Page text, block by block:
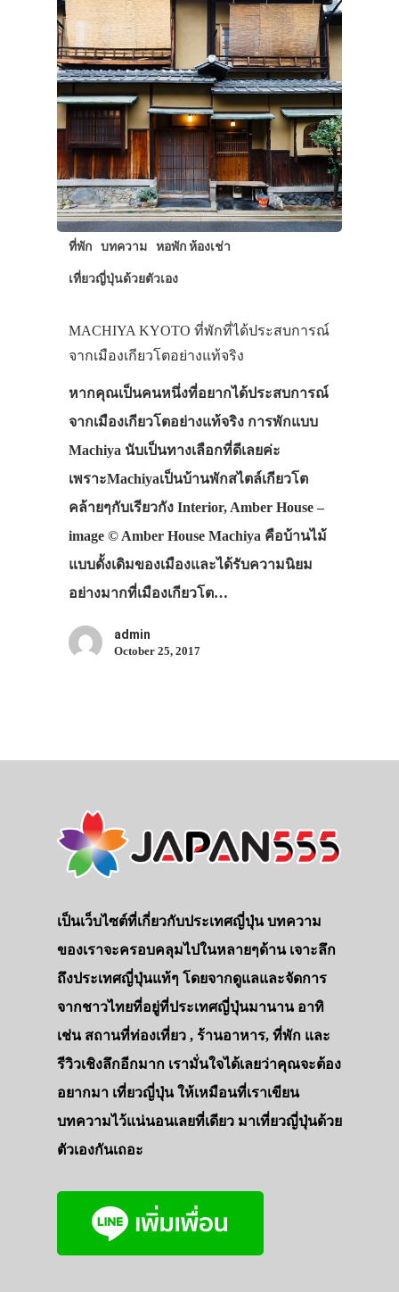
ที่พัก บทความ หอพัก ห้องเช่า
เที่ยวญี่ปุ่นด้วยตัวเอง
MACHIYA KYOTO ที่พักที่ได้ประสบการณ์
จากเมืองเกียวโตอย่างแท้จริง
หากคุณเป็นคนหนึ่งที่อยากได้ประสบการณ์
จากเมืองเกียวโตอย่างแท้จริง การพักแบบ
Machiya นับเป็นทางเลือกที่ดีเลยค่ะ
เพราะMachiyaเป็นบ้านพักสไตล์เกียวโต
คล้ายๆกับเรียวกัง Interior, Amber House –
image © Amber House Machiya คือบ้านไม้
แบบดั้งเดิมของเมืองและได้รับความนิยม
อย่างมากที่เมืองเกียวโต…
admin
October 25, 2017
เป็นเว็บไซต์ที่เกี่ยวกับประเทศญี่ปุ่น บทความ
ของเราจะครอบคลุมไปในหลายๆด้าน เจาะลึก
ถึงประเทศญี่ปุ่นแท้ๆ โดยจากดูแลและจัดการ
จากชาวไทยที่อยู่ที่ประเทศญี่ปุ่นมานาน อาทิ
เช่น สถานที่ท่องเที่ยว , ร้านอาหาร, ที่พัก และ
รีวิวเชิงลึกอีกมาก เรามั่นใจได้เลยว่าคุณจะต้อง
อยากมา เที่ยวญี่ปุ่น ให้เหมือนที่เราเขียน
บทความไว้แน่นอนเลยที่เดียว มาเที่ยวญี่ปุ่นด้วย
ตัวเองกันเถอะ